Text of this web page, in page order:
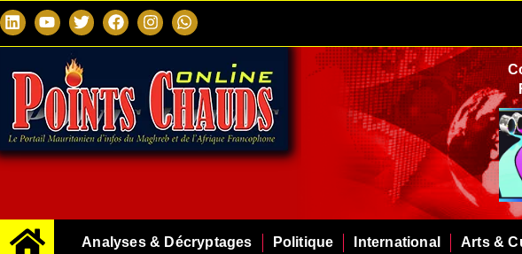
Analyses & Décryptages Politique International Arts &